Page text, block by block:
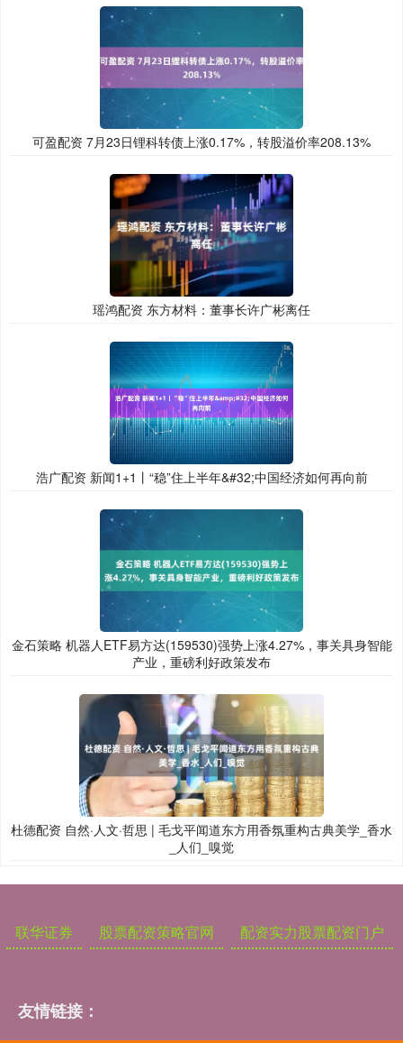
可盈配资 7月23日锂科转债上涨0.17%，转股溢价率208.13%
瑶鸿配资 东方材料：董事长许广彬离任
浩广配资 新闻1+1丨“稳”住上半年&#32;中国经济如何再向前
金石策略 机器人ETF易方达(159530)强势上涨4.27%，事关具身智能
产业，重磅利好政策发布
杜德配资 自然·人文·哲思 | 毛戈平闻道东方用香氛重构古典美学_香水
_人们_嗅觉
联华证券 股票配资策略官网 配资实力股票配资门户
友情链接：